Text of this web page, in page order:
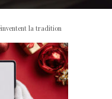
la tradition